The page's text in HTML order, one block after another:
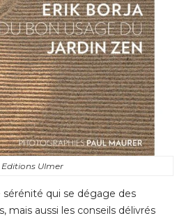
Ulmer
sérénité qui se dégage des
mais aussi les conseils délivrés